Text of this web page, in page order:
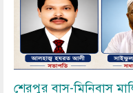
শেরপুর বাস-মিনিবাস